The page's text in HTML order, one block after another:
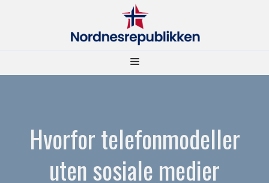
Meny
Hvorfor telefonmodeller
uten sosiale medier